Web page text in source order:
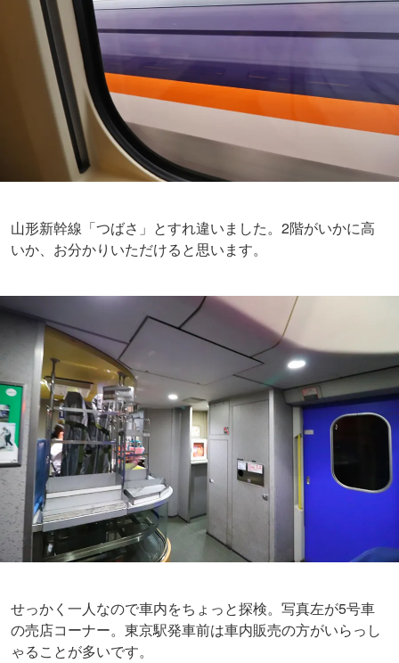
山形新幹線「つばさ」とすれ違いました。2階がいかに高
いか、お分かりいただけると思います。
せっかく一人なので車内をちょっと探検。写真左が5号車
の売店コーナー。東京駅発車前は車内販売の方がいらっし
ゃることが多いです。